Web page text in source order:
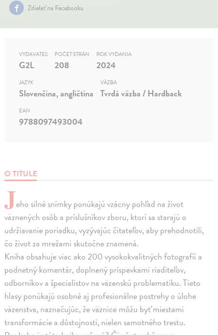
Zdielať na Facebooku
O TITULE
Jeho silné snímky ponúkajú vzácny pohľad na život
väznených osôb a príslušníkov zboru, ktorí sa starajú o
udržiavanie poriadku, vyzývajúc čitateľov, aby prehodnotili,
čo život za mrežami skutočne znamená.
Kniha obsahuje viac ako 200 vysokokvalitných fotografií a
podnetný komentár, doplnený príspevkami riaditeľov,
odborníkov a špecialistov na väzenskú problematiku. Tieto
hlasy ponúkajú osobné aj profesionálne postrehy o úlohe
väzenstva, naznačujúc, že väznice môžu byť miestami
transformácie a dôstojnosti, nielen samotného trestu.
VYDAVATEĽ
G2L
POČET STRÁN
208
ROK VYDANIA
2024
JAZYK
Slovenčina, angličtina
VÄZBA
Tvrdá väzba / Hardback
EAN
9788097493004